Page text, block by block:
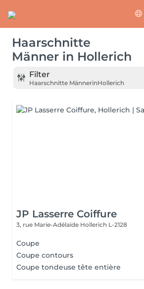
Haarschnitte
Männer in Hollerich
Filter
Haarschnitte MännerinHollerich
JP Lasserre Coiffure
3, rue Marie-Adélaïde Hollerich L-2128
Coupe
Coupe contours
Coupe tondeuse tête entière